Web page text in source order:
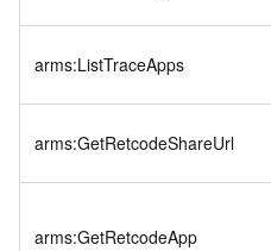
arms:ListTraceApps
arms:GetRetcodeShareUrl
arms:GetRetcodeApp